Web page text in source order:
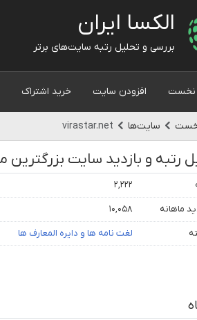
الکسا ایران
بررسی و تحلیل رتبه سایت‌های برتر
افزودن سایت خرید اشتراک
سایت‌ها virastar.net
۲,۲۲۲
ماهانه ۱۰,۰۵۸
لغت نامه ها و دایره المعارف ها